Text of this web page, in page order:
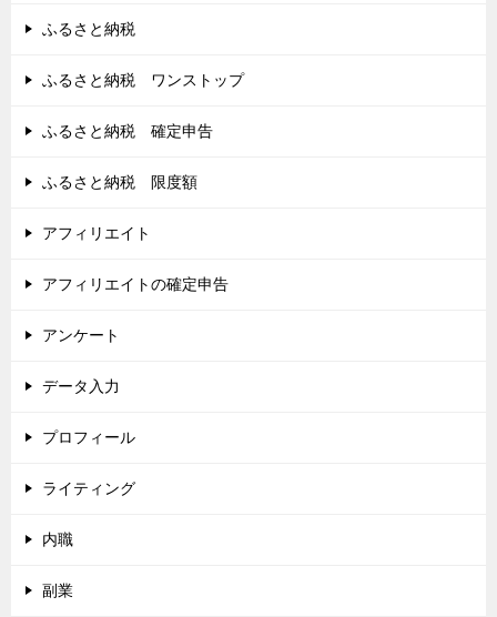
ふるさと納税
ふるさと納税 ワンストップ
ふるさと納税 確定申告
ふるさと納税 限度額
アフィリエイト
アフィリエイトの確定申告
アンケート
データ入力
プロフィール
ライティング
内職
副業